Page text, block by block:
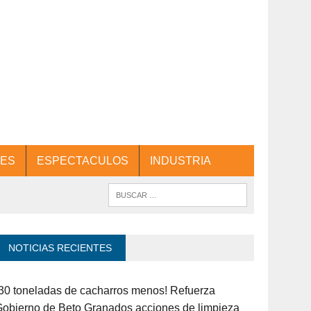
ESPECTACULOS INDUSTRIA
NOTICIAS RECIENTES
toneladas de cacharros menos! Refuerza
de Beto Granados acciones de limpieza